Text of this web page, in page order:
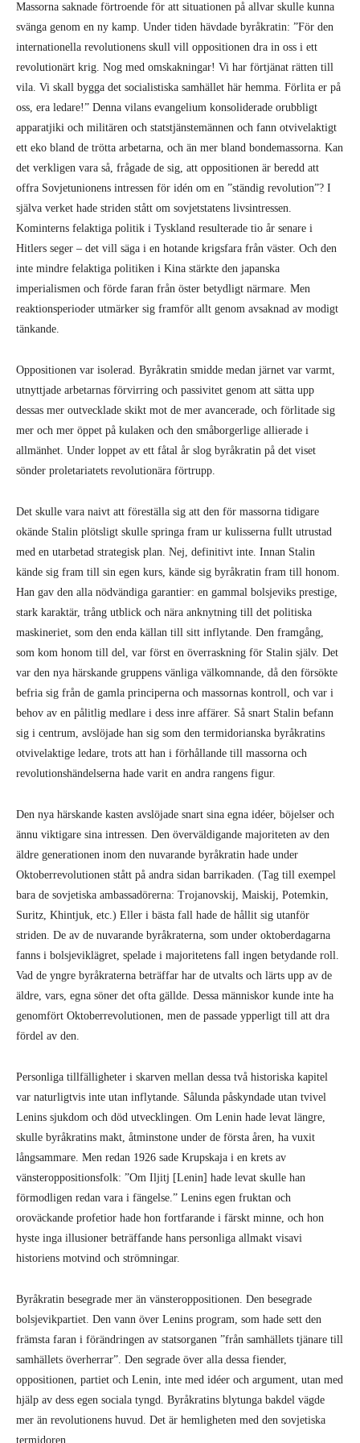
Massorna saknade förtroende för att situationen på allvar skulle kunna
svänga genom en ny kamp. Under tiden hävdade byråkratin: ”För den
internationella revolutionens skull vill oppositionen dra in oss i ett
revolutionärt krig. Nog med omskakningar! Vi har förtjänat rätten till
vila. Vi skall bygga det socialistiska samhället här hemma. Förlita er på
oss, era ledare!” Denna vilans evangelium konsoliderade orubbligt
apparatjiki och militären och statstjänstemännen och fann otvivelaktigt
ett eko bland de trötta arbetarna, och än mer bland bondemassorna. Kan
det verkligen vara så, frågade de sig, att oppositionen är beredd att
offra Sovjetunionens intressen för idén om en ”ständig revolution”? I
själva verket hade striden stått om sovjetstatens livsintressen.
Kominterns felaktiga politik i Tyskland resulterade tio år senare i
Hitlers seger – det vill säga i en hotande krigsfara från väster. Och den
inte mindre felaktiga politiken i Kina stärkte den japanska
imperialismen och förde faran från öster betydligt närmare. Men
reaktionsperioder utmärker sig framför allt genom avsaknad av modigt
tänkande.
Oppositionen var isolerad. Byråkratin smidde medan järnet var varmt,
utnyttjade arbetarnas förvirring och passivitet genom att sätta upp
dessas mer outvecklade skikt mot de mer avancerade, och förlitade sig
mer och mer öppet på kulaken och den småborgerlige allierade i
allmänhet. Under loppet av ett fåtal år slog byråkratin på det viset
sönder proletariatets revolutionära förtrupp.
Det skulle vara naivt att föreställa sig att den för massorna tidigare
okände Stalin plötsligt skulle springa fram ur kulisserna fullt utrustad
med en utarbetad strategisk plan. Nej, definitivt inte. Innan Stalin
kände sig fram till sin egen kurs, kände sig byråkratin fram till honom.
Han gav den alla nödvändiga garantier: en gammal bolsjeviks prestige,
stark karaktär, trång utblick och nära anknytning till det politiska
maskineriet, som den enda källan till sitt inflytande. Den framgång,
som kom honom till del, var först en överraskning för Stalin själv. Det
var den nya härskande gruppens vänliga välkomnande, då den försökte
befria sig från de gamla principerna och massornas kontroll, och var i
behov av en pålitlig medlare i dess inre affärer. Så snart Stalin befann
sig i centrum, avslöjade han sig som den termidorianska byråkratins
otvivelaktige ledare, trots att han i förhållande till massorna och
revolutionshändelserna hade varit en andra rangens figur.
Den nya härskande kasten avslöjade snart sina egna idéer, böjelser och
ännu viktigare sina intressen. Den överväldigande majoriteten av den
äldre generationen inom den nuvarande byråkratin hade under
Oktoberrevolutionen stått på andra sidan barrikaden. (Tag till exempel
bara de sovjetiska ambassadörerna: Trojanovskij, Maiskij, Potemkin,
Suritz, Khintjuk, etc.) Eller i bästa fall hade de hållit sig utanför
striden. De av de nuvarande byråkraterna, som under oktoberdagarna
fanns i bolsjeviklägret, spelade i majoritetens fall ingen betydande roll.
Vad de yngre byråkraterna beträffar har de utvalts och lärts upp av de
äldre, vars, egna söner det ofta gällde. Dessa människor kunde inte ha
genomfört Oktoberrevolutionen, men de passade ypperligt till att dra
fördel av den.
Personliga tillfälligheter i skarven mellan dessa två historiska kapitel
var naturligtvis inte utan inflytande. Sålunda påskyndade utan tvivel
Lenins sjukdom och död utvecklingen. Om Lenin hade levat längre,
skulle byråkratins makt, åtminstone under de första åren, ha vuxit
långsammare. Men redan 1926 sade Krupskaja i en krets av
vänsteroppositionsfolk: ”Om Iljitj [Lenin] hade levat skulle han
förmodligen redan vara i fängelse.” Lenins egen fruktan och
oroväckande profetior hade hon fortfarande i färskt minne, och hon
hyste inga illusioner beträffande hans personliga allmakt visavi
historiens motvind och strömningar.
Byråkratin besegrade mer än vänsteroppositionen. Den besegrade
bolsjevikpartiet. Den vann över Lenins program, som hade sett den
främsta faran i förändringen av statsorganen ”från samhällets tjänare till
samhällets överherrar”. Den segrade över alla dessa fiender,
oppositionen, partiet och Lenin, inte med idéer och argument, utan med
hjälp av dess egen sociala tyngd. Byråkratins blytunga bakdel vägde
mer än revolutionens huvud. Det är hemligheten med den sovjetiska
termidoren.